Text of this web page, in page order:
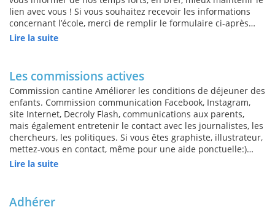
lien avec vous ! Si vous souhaitez recevoir les informations
concernant l’école, merci de remplir le formulaire ci-après…
Lire la suite
Les commissions actives
Commission cantine Améliorer les conditions de déjeuner des
enfants. Commission communication Facebook, Instagram,
site Internet, Decroly Flash, communications aux parents,
mais également entretenir le contact avec les journalistes, les
chercheurs, les politiques. Si vous êtes graphiste, illustrateur,
mettez-vous en contact, même pour une aide ponctuelle:)…
Lire la suite
Adhérer